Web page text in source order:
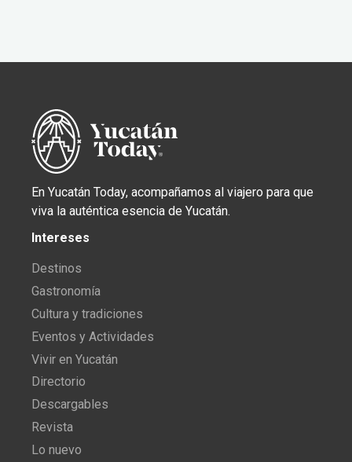
En Yucatán Today, acompañamos al viajero para que
viva la auténtica esencia de Yucatán.
Intereses
Destinos
Gastronomía
Cultura y tradiciones
Eventos y Actividades
Vivir en Yucatán
Directorio
Descargables
Revista
Lo nuevo